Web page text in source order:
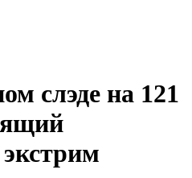
слэде на 121